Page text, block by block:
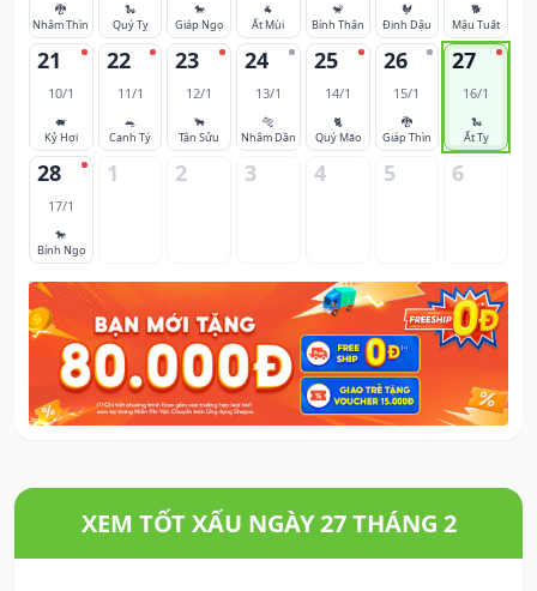
🐉
Nhâm Thìn
🐍
Quý Tỵ
🐎
Giáp Ngọ
🐐
Ất Mùi
🐒
Bính Thân
🐓
Đinh Dậu
🐕
Mậu Tuất
21
10/1
🐖
Kỷ Hợi
22
11/1
🐀
Canh Tý
23
12/1
🐂
Tân Sửu
24
13/1
🐅
Nhâm Dần
25
14/1
🐈
Quý Mão
26
15/1
🐉
Giáp Thìn
27
16/1
🐍
Ất Tỵ
28
17/1
🐎
Bính Ngọ
1 2 3 4 5 6
XEM TỐT XẤU NGÀY 27 THÁNG 2